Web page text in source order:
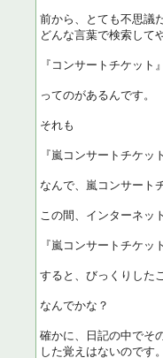
前から、とても不思議
どんな言葉で検索して
『コンサートチケット』
ってのがあるんです。
それも
『嵐コンサートチケッ
なんで、嵐コンサート
この間、インターネッ
『嵐コンサートチケッ
すると、びっくりした
なんでかな？
確かに、日記の中でそ
した覚えはないのです。